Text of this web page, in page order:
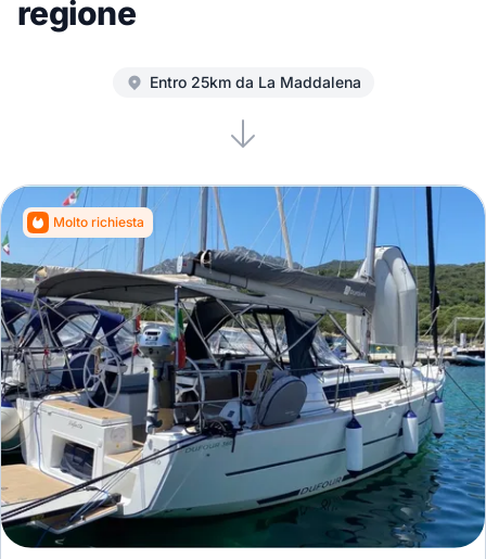
regione
Entro 25km da La Maddalena
Molto richiesta